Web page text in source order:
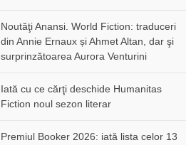
Noutăţi Anansi. World Fiction: traduceri
din Annie Ernaux și Ahmet Altan, dar şi
surprinzătoarea Aurora Venturini
Iată cu ce cărţi deschide Humanitas
Fiction noul sezon literar
Premiul Booker 2026: iată lista celor 13